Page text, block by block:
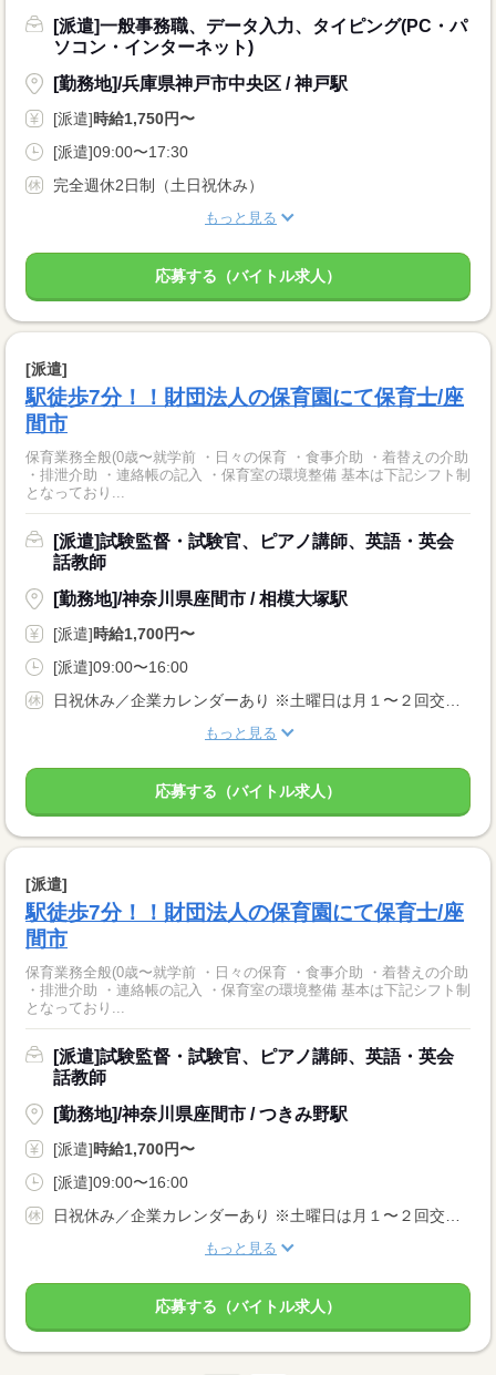
[派遣]一般事務職、データ入力、タイピング(PC・パ
ソコン・インターネット)
[勤務地]/兵庫県神戸市中央区 / 神戸駅
[派遣]時給1,750円〜
[派遣]09:00〜17:30
完全週休2日制（土日祝休み）
もっと見る
応募する（バイトル求人）
[派遣]
駅徒歩7分！！財団法人の保育園にて保育士/座
間市
保育業務全般(0歳〜就学前 ・日々の保育 ・食事介助 ・着替えの介助
・排泄介助 ・連絡帳の記入 ・保育室の環境整備 基本は下記シフト制
となっており...
[派遣]試験監督・試験官、ピアノ講師、英語・英会
話教師
[勤務地]/神奈川県座間市 / 相模大塚駅
[派遣]時給1,700円〜
[派遣]09:00〜16:00
日祝休み／企業カレンダーあり ※土曜日は月１〜２回交替で出勤の場合あり
もっと見る
応募する（バイトル求人）
[派遣]
駅徒歩7分！！財団法人の保育園にて保育士/座
間市
保育業務全般(0歳〜就学前 ・日々の保育 ・食事介助 ・着替えの介助
・排泄介助 ・連絡帳の記入 ・保育室の環境整備 基本は下記シフト制
となっており...
[派遣]試験監督・試験官、ピアノ講師、英語・英会
話教師
[勤務地]/神奈川県座間市 / つきみ野駅
[派遣]時給1,700円〜
[派遣]09:00〜16:00
日祝休み／企業カレンダーあり ※土曜日は月１〜２回交替で出勤の場合あり
もっと見る
応募する（バイトル求人）